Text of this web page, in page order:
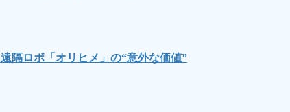
隔ロボ「オリヒメ」の“意外な価値”